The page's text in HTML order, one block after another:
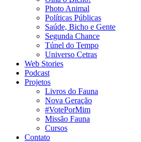
Photo Animal
Políticas Públicas
Saúde, Bicho e Gente
Segunda Chance
Túnel do Tempo
Universo Cetras
Web Stories
Podcast
Projetos
Livros do Fauna
Nova Geração
#VotePorMim
Missão Fauna
Cursos
Contato